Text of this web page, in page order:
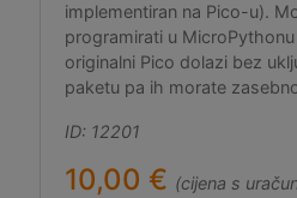
implementiran na Pico-u).
programirati u
originalni Pico dolazi bez
paketu pa ih morate
ID: 12201
10,00 € (cijena s